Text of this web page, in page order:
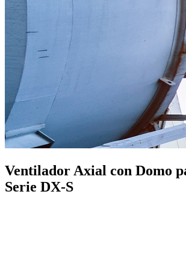
Ventilador Axial con Domo
Serie DX-S